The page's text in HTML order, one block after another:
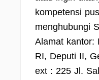
kompetensi
menghubungi
Alamat kantor:
RI, Deputi II,
ext : 225 Jl.